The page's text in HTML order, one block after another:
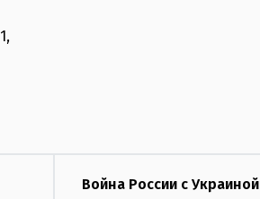
Война России с Украиной